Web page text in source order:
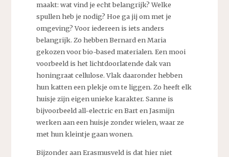
maakt: wat vind je echt belangrijk? Welke
spullen heb je nodig? Hoe ga jij om met je
omgeving? Voor iedereen is iets anders
belangrijk. Zo hebben Bernard en Maria
gekozen voor bio-based materialen. Een mooi
voorbeeld is het lichtdoorlatende dak van
honingraat cellulose. Vlak daaronder hebben
hun katten een plekje om te liggen. Zo heeft elk
huisje zijn eigen unieke karakter. Sanne is
bijvoorbeeld all-electric en Bart en Jasmijn
werken aan een huisje zonder wielen, waar ze
met hun kleintje gaan wonen.
Bijzonder aan Erasmusveld is dat hier niet